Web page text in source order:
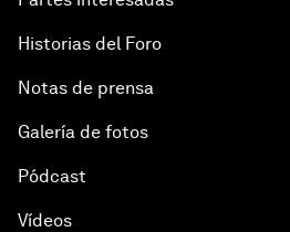
Historias del Foro
Notas de prensa
Galería de fotos
Pódcast
Vídeos